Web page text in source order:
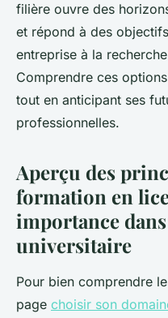
Ayden •8 mai 2025 •4 min
filière ouvre des
et répond à des
entreprise à la
Comprendre ces
tout en anticipant ses
professionnelles.
Aperçu des
formation en
importance
universitaire
Pour bien comprendre
page choisir son